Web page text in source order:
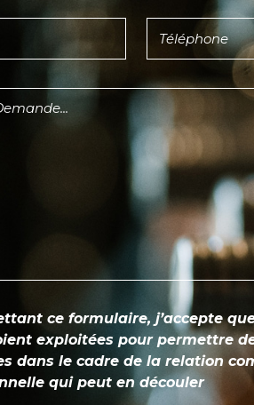
ce formulaire, j’accepte
exploitées pour permettre
dans le cadre de la relation
qui peut en découler